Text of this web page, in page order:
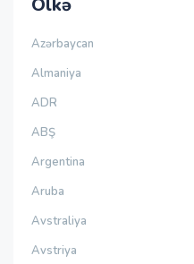
Ölkə
Azərbaycan
Almaniya
ADR
ABŞ
Argentina
Aruba
Avstraliya
Avstriya